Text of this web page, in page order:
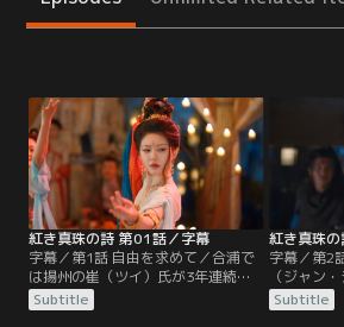
紅き真珠の詩 第01話／字幕
字幕／第1話 自由を求めて／合浦で
は揚州の崔（ツイ）氏が3年連続で
皇室に真珠を献上。その裏では珠奴
と呼ばれる奴婢が命懸けで海に潜り
Subtitle
紅き真珠
字幕／第2
（ジャン
を救われ奴
ことになっ
Subtitle